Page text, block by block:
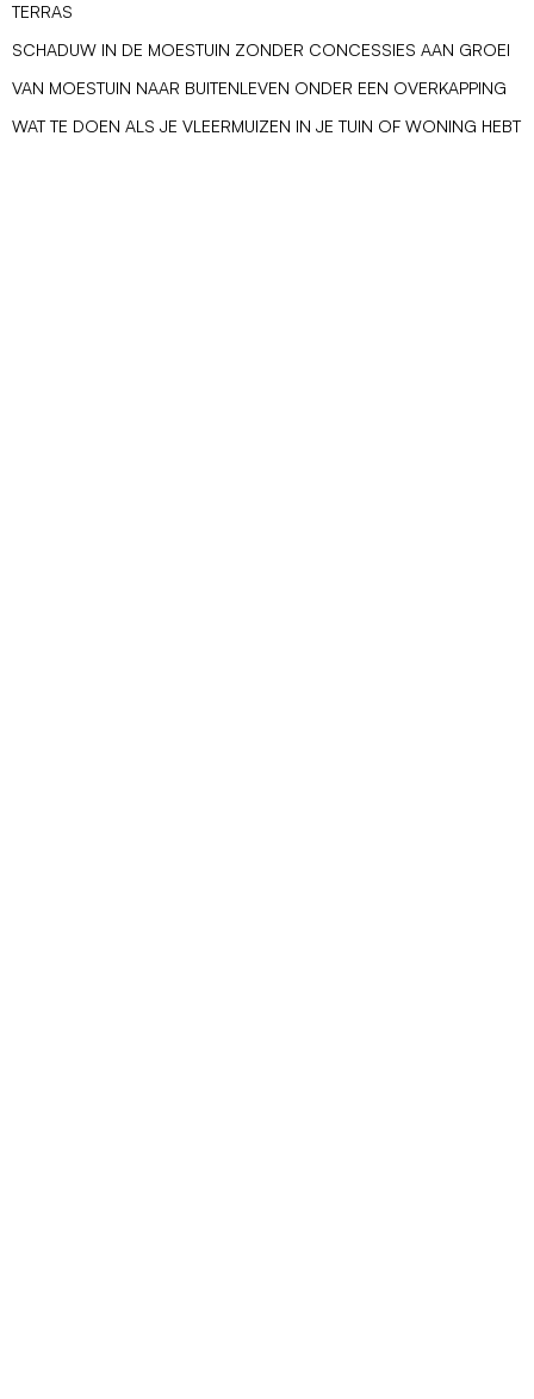
TERRAS
SCHADUW IN DE MOESTUIN ZONDER CONCESSIES AAN GROEI
VAN MOESTUIN NAAR BUITENLEVEN ONDER EEN OVERKAPPING
WAT TE DOEN ALS JE VLEERMUIZEN IN JE TUIN OF WONING HEBT